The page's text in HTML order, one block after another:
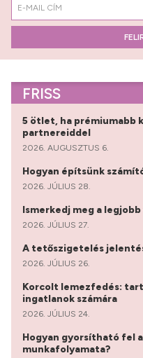
FRISS
5 ötlet, ha prémiumabb
partnereiddel
2026. AUGUSZTUS 6.
Hogyan építsünk
2026. JÚLIUS 28.
Ismerkedj meg a
2026. JÚLIUS 27.
A tetőszigetelés
2026. JÚLIUS 26.
Korcolt lemezfedés:
ingatlanok számára
2026. JÚLIUS 24.
Hogyan gyorsítható fel
munkafolyamata?